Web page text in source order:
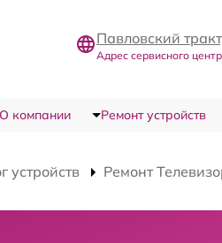
Павловский
Адрес сервисного
О компании Ремонт устройств
устройств Ремонт